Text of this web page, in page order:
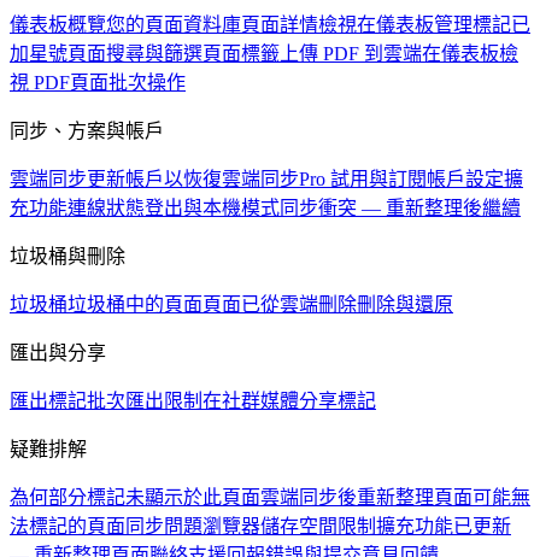
儀表板概覽您的頁面資料庫頁面詳情檢視在儀表板管理標記已
加星號頁面搜尋與篩選頁面標籤 上傳 PDF 到雲端在儀表板檢
視 PDF頁面批次操作
同步、方案與帳戶
雲端同步更新帳戶以恢復雲端同步Pro 試用與訂閱帳戶設定擴
充功能連線狀態登出與本機模式同步衝突 — 重新整理後繼續
垃圾桶與刪除
垃圾桶垃圾桶中的頁面頁面已從雲端刪除刪除與還原
匯出與分享
匯出標記批次匯出限制 在社群媒體分享標記
疑難排解
為何部分標記未顯示於此頁面雲端同步後重新整理頁面可能無
法標記的頁面 同步問題瀏覽器儲存空間限制 擴充功能已更新